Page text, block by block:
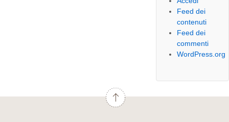
Feed dei
contenuti
Feed dei
commenti
WordPress.org